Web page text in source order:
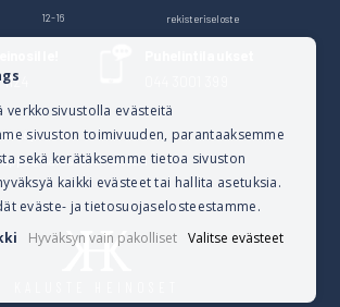
12-16
rekisteriseloste
verkkosivustolla evästeitä
sivuston toimivuuden, parantaaksemme
sekä kerätäksemme tietoa sivuston
kaikki evästeet tai hallita asetuksia.
eväste- ja tietosuojaselosteestamme.
Hyväksyn vain pakolliset
Valitse evästeet